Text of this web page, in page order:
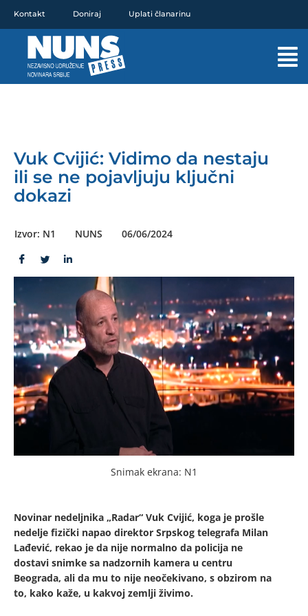
sadržaj
Kontakt Doniraj Uplati članarinu
Vuk Cvijić: Vidimo da nestaju
ili se ne pojavljuju ključni
dokazi
Izvor: N1 NUNS 06/06/2024
Snimak ekrana: N1
Novinar nedeljnika „Radar“ Vuk Cvijić, koga je prošle
nedelje fizički napao direktor Srpskog telegrafa Milan
Lađević, rekao je da nije normalno da policija ne
dostavi snimke sa nadzornih kamera u centru
Beograda, ali da mu to nije neočekivano, s obzirom na
to, kako kaže, u kakvoj zemlji živimo.